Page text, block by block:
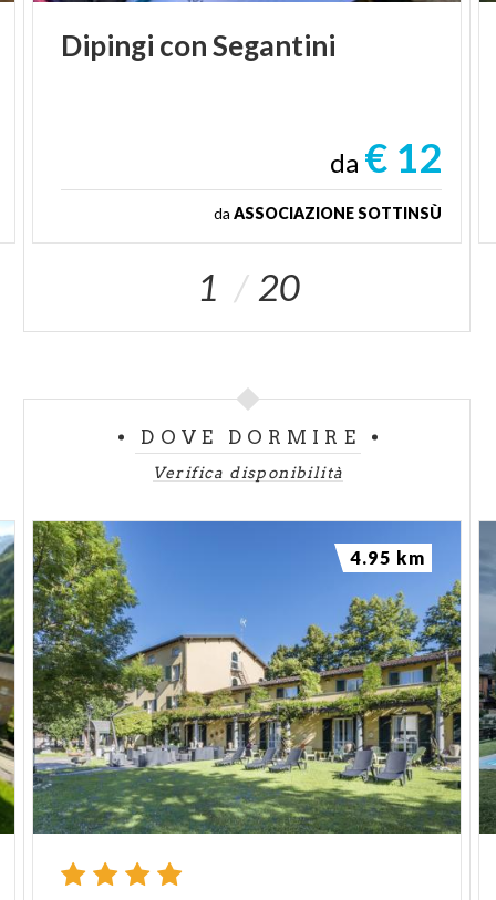
Dipingi conSegantini
da € 12
da ASSOCIAZIONE SOTTINSÙ
1 20
DOVE DORMIRE
Verifica disponibilità
4.95 km